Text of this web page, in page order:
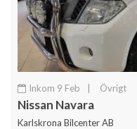
Inkom 9 Feb Övrigt
Nissan Navara
Karlskrona Bilcenter AB